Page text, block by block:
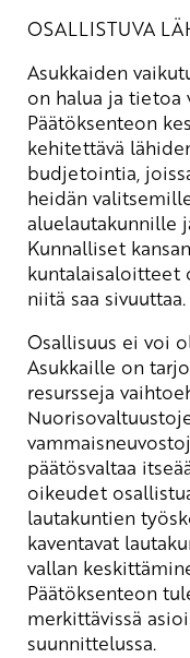
OSALLISTUVA
Asukkaiden
on halua ja tietoa
Päätöksenteon
kehitettävä
budjetointia,
heidän
aluelautakunnille
Kunnalliset
kuntalaisaloitteet
niitä saa sivuuttaa.
Osallisuus ei voi
Asukkaille on
resursseja
päätösvaltaa
oikeudet
lautakuntien
kaventavat
vallan
Päätöksenteon
merkittävissä
suunnittelussa.